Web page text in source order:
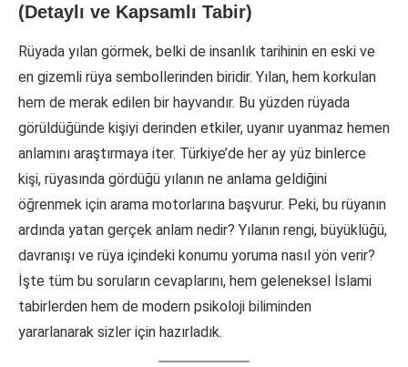
(Detaylı ve Kapsamlı Tabir)
Rüyada yılan görmek, belki de insanlık tarihinin en eski ve
en gizemli rüya sembollerinden biridir. Yılan, hem korkulan
hem de merak edilen bir hayvandır. Bu yüzden rüyada
görüldüğünde kişiyi derinden etkiler, uyanır uyanmaz hemen
anlamını araştırmaya iter. Türkiye’de her ay yüz binlerce
kişi, rüyasında gördüğü yılanın ne anlama geldiğini
öğrenmek için arama motorlarına başvurur. Peki, bu rüyanın
ardında yatan gerçek anlam nedir? Yılanın rengi, büyüklüğü,
davranışı ve rüya içindeki konumu yoruma nasıl yön verir?
İşte tüm bu soruların cevaplarını, hem geleneksel İslami
tabirlerden hem de modern psikoloji biliminden
yararlanarak sizler için hazırladık.